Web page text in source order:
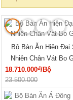
Giường Ngủ Gỗ Sồi
Hiện Đại Đẹp Giá
5.940.000đ/Cái
9.960.000